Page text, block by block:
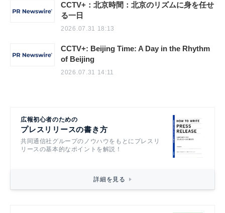
CCTV+：北京時間：北京のリズムに身を任せ
る一日
2026.07.31 18:13
CCTV+: Beijing Time: A Day in the Rhythm
of Beijing
2026.07.31 14:11
広報初心者のための
プレスリリースの書き方
共同通信社グループのノウハウをもとにプレスリ
リースの基本的なポイントを解説！
詳細を見る